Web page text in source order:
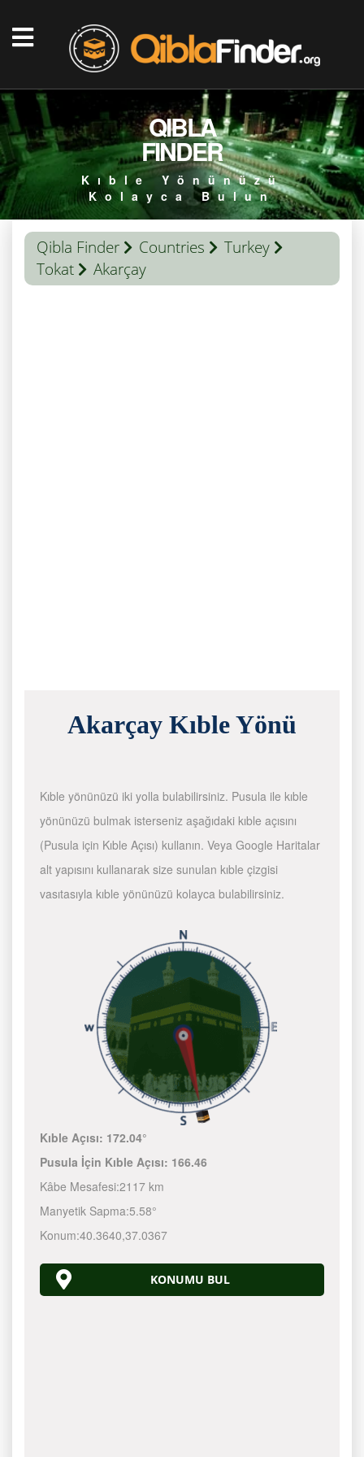
QIBLA
FINDER
Kıble Yönünüzü
Kolayca Bulun
Qibla Finder Countries
Turkey
Tokat
Akarçay
Akarçay Kıble Yönü
Kıble yönünüzü iki yolla bulabilirsiniz. Pusula ile kıble
yönünüzü bulmak isterseniz aşağıdaki kıble açısını
(Pusula için Kıble Açısı) kullanın. Veya Google Haritalar
alt yapısını kullanarak size sunulan kıble çizgisi
vasıtasıyla kıble yönünüzü kolayca bulabilirsiniz.
Kıble Açısı: 172.04°
Pusula İçin Kıble Açısı: 166.46
Kâbe Mesafesi:2117 km
Manyetik Sapma:5.58°
Konum:40.3640,37.0367
KONUMU BUL